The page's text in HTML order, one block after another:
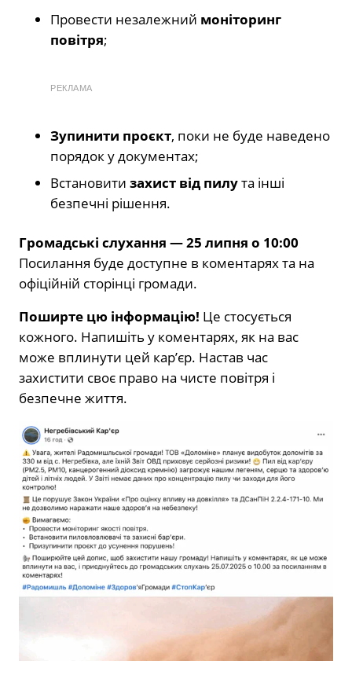
Провести незалежний моніторинг
повітря;
РЕКЛАМА
Зупинити проєкт, поки не буде наведено
порядок у документах;
Встановити захист від пилута інші
безпечні рішення.
Громадські слухання — 25 липня о 10:00
Посилання буде доступне в коментарях та на
офіційній сторінці громади.
Поширте цю інформацію! Це стосується
кожного. Напишіть у коментарях, як на вас
може вплинути цей кар’єр. Настав час
захистити своє право на чисте повітря і
безпечне життя.